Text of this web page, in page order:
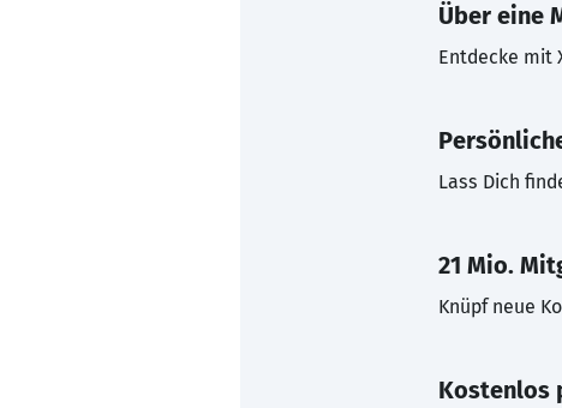
Über eine
Entdecke mit
Lass Dich
21 Mio.
Knüpf neue
Kostenlos